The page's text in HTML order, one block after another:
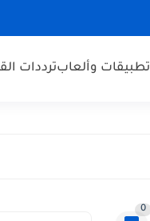
تطبيقات وألعابترددات
0